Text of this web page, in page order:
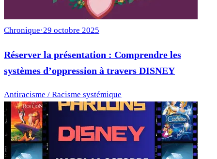
Chronique·29 octobre 2025
Réserver la présentation : Comprendre les
systèmes d’oppression à travers DISNEY
Antiracisme / Racisme systémique